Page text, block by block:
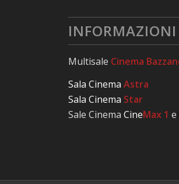
Multisale Cinema
Sala CinemaAstra
Sala Cinema Star
Sale CinemaCineMax 1 e